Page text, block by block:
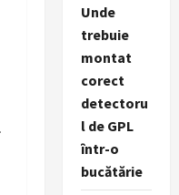
Unde
trebuie
montat
corect
detectoru
l de GPL
într-o
bucătărie